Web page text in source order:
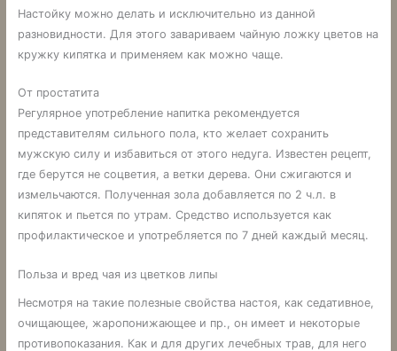
Настойку можно делать и исключительно из данной
разновидности. Для этого завариваем чайную ложку цветов на
кружку кипятка и применяем как можно чаще.
От простатита
Регулярное употребление напитка рекомендуется
представителям сильного пола, кто желает сохранить
мужскую силу и избавиться от этого недуга. Известен рецепт,
где берутся не соцветия, а ветки дерева. Они сжигаются и
измельчаются. Полученная зола добавляется по 2 ч.л. в
кипяток и пьется по утрам. Средство используется как
профилактическое и употребляется по 7 дней каждый месяц.
Польза и вред чая из цветков липы
Несмотря на такие полезные свойства настоя, как седативное,
очищающее, жаропонижающее и пр., он имеет и некоторые
противопоказания. Как и для других лечебных трав, для него